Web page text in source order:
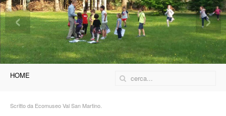
›
‹
HOME
Scritto da Ecomuseo Val San Martino.